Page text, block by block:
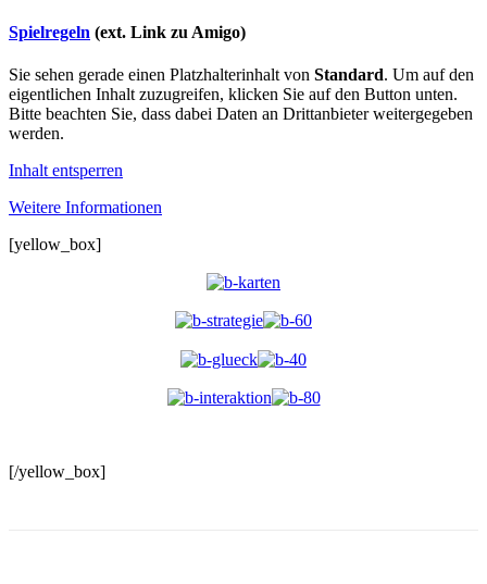
Spielregeln (ext. Link zu Amigo)
Sie sehen gerade einen Platzhalterinhalt von Standard. Um auf den
eigentlichen Inhalt zuzugreifen, klicken Sie auf den Button unten.
Bitte beachten Sie, dass dabei Daten an Drittanbieter weitergegeben
werden.
Inhalt entsperren
Weitere Informationen
[yellow_box]
[/yellow_box]